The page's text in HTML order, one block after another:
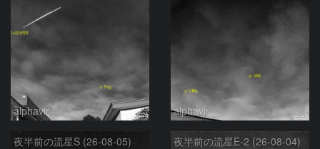
alphavir alphavir
夜半前の流星S (26-08-05) 夜半前の流星E-2 (26-08-04)